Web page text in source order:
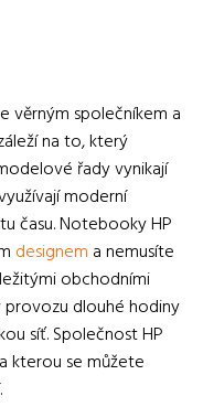
věrným společníkem a
na to, který
řady vynikají
moderní
času. Notebooky HP
designem a nemusíte
obchodními
provozu dlouhé hodiny
síť. Společnost HP
kterou se můžete